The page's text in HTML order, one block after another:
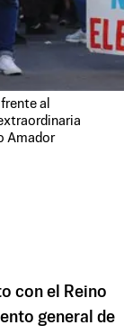
al
Amador
con el Reino
general de